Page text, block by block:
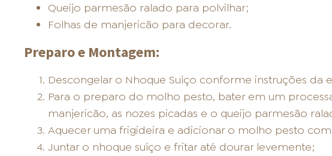
Queijo parmesão ralado para polvilhar;
Folhas de manjericão para decorar.
Preparo e Montagem:
Descongelar o Nhoque Suíço conforme instruções da
Para o preparo do molho pesto, bater em um
manjericão, as nozes picadas e o queijo parmesão
Aquecer uma frigideira e adicionar o molho pesto
Juntar o nhoque suíço e fritar até dourar levemente;